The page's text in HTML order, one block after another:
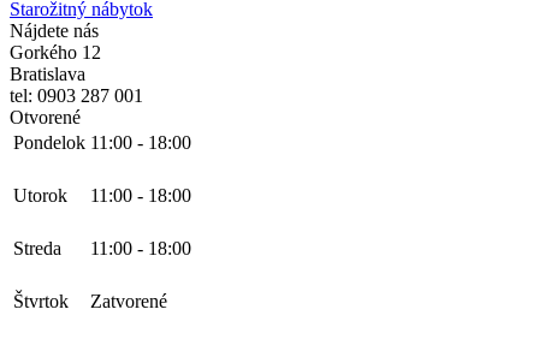
Starožitný nábytok
Nájdete nás
Gorkého 12
Bratislava
tel: 0903 287 001
Otvorené
Pondelok 11:00 - 18:00
Utorok 11:00 - 18:00
Streda 11:00 - 18:00
Štvrtok Zatvorené